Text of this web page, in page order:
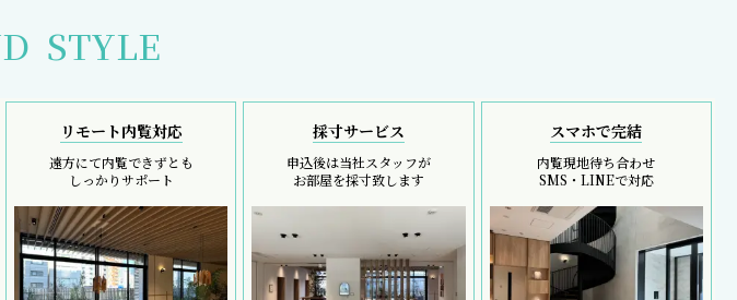
STYLE
リモート内覧対応
遠方にて内覧できずとも
しっかりサポート
採寸サービス
申込後は当社スタッフが
お部屋を採寸致します
スマホで完結
内覧現地待ち合わせ
SMS・LINEで対応